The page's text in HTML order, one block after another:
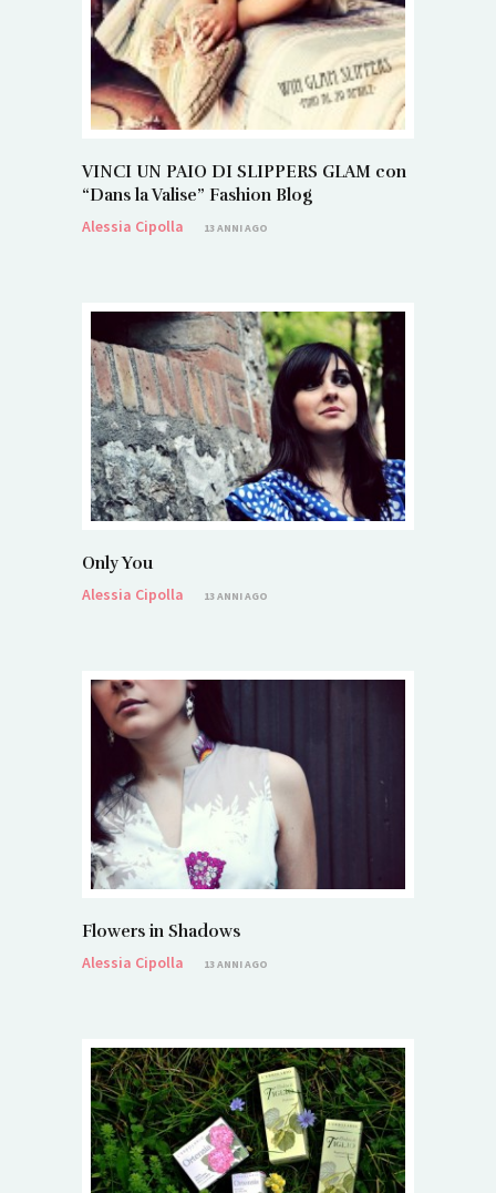
VINCI UN PAIO DI SLIPPERS GLAM con
“Dans la Valise” Fashion Blog
Alessia Cipolla
13 ANNI AGO
Only You
Alessia Cipolla
13 ANNI AGO
Flowers in Shadows
Alessia Cipolla
13 ANNI AGO